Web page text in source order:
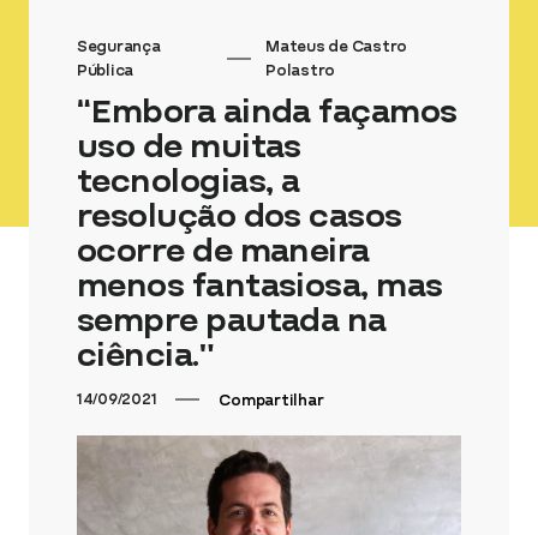
Segurança
Pública
Mateus de Castro
Polastro
“Embora ainda façamos
uso de muitas
tecnologias, a
resolução dos casos
ocorre de maneira
menos fantasiosa, mas
sempre pautada na
ciência.”
14/09/2021 Compartilhar